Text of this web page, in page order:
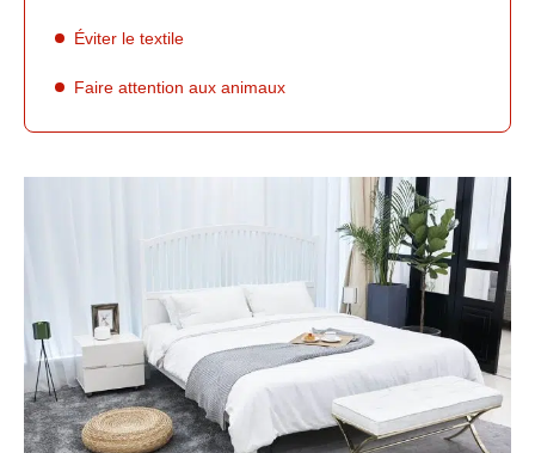
Éviter le textile
Faire attention aux animaux